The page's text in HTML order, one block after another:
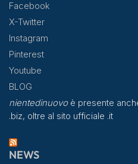
Facebook
X-Twitter
Instagram
Pinterest
Youtube
BLOG
nientedinuovoè presente
.biz, oltre al sito ufficiale .it
NEWS